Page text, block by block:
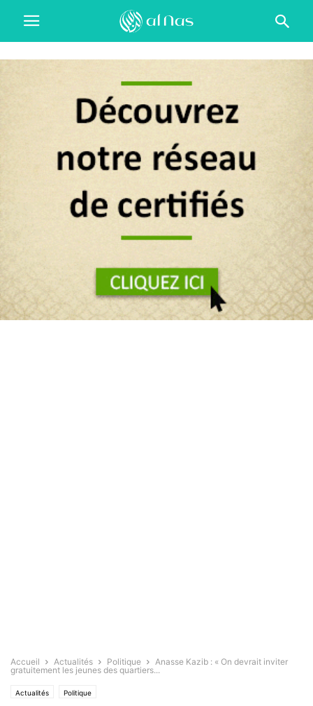
Accueil Actualités Politique
Anasse Kazib : « On devrait inviter
gratuitement les jeunes des quartiers...
Actualités Politique